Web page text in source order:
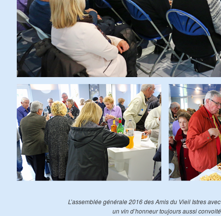
L’assemblée générale 2016 des Amis du Vieil Istres
un vin d’honneur toujours aussi